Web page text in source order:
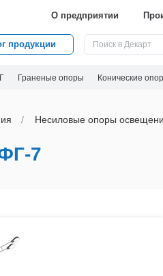
О предприятии
продукции
Граненые опоры Конические
Несиловые опоры
7